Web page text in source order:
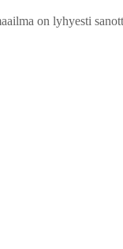
on lyhyesti